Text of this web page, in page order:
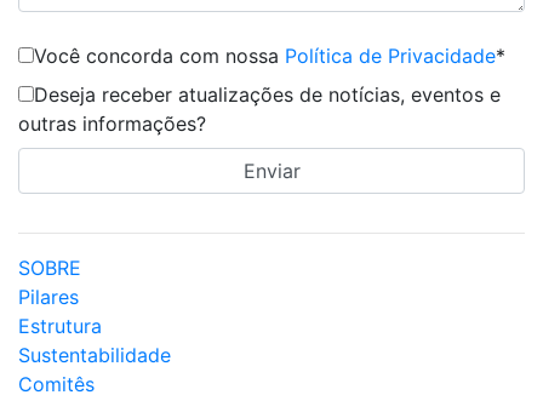
Você concorda com nossa Política de Privacidade*
Deseja receber atualizações de notícias, eventos e
outras informações?
SOBRE
Pilares
Estrutura
Sustentabilidade
Comitês